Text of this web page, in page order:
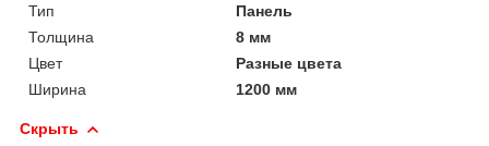
Тип
Панель
Толщина
8 мм
Цвет
Разные цвета
Ширина
1200 мм
Скрыть